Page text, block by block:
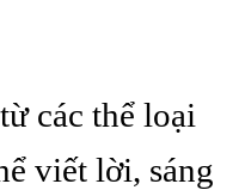
các thể loại
viết lời, sáng